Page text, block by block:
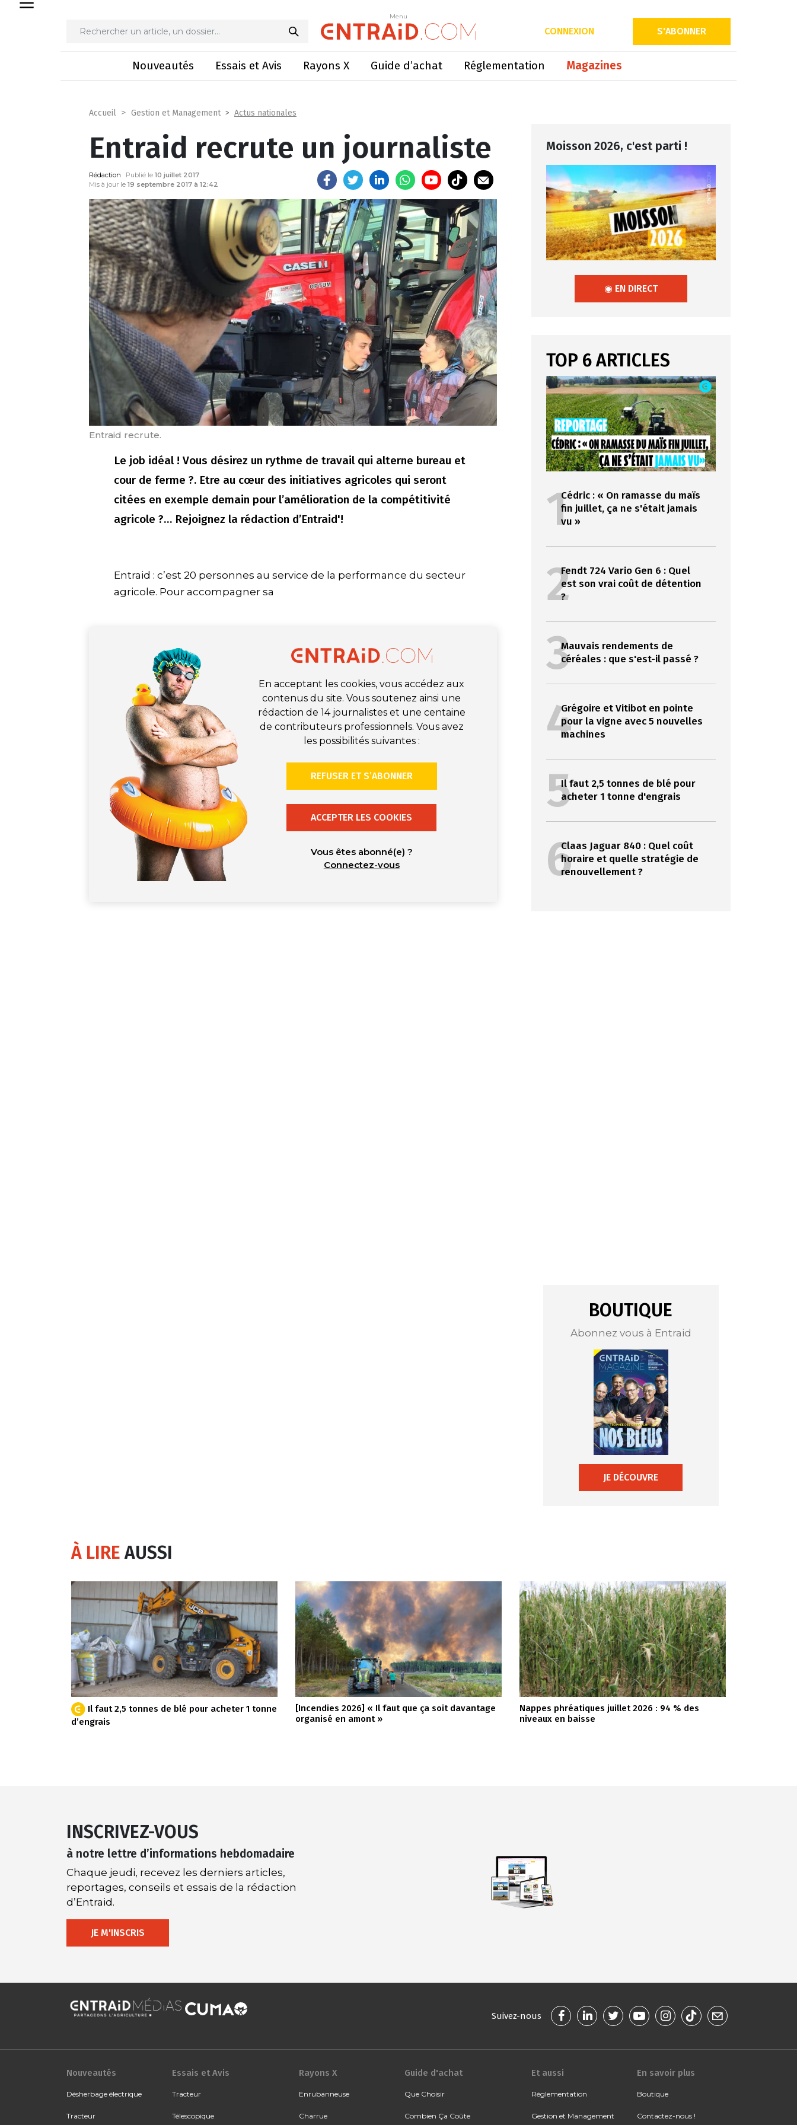
Menu
CONNEXION S'ABONNER
Nouveautés Essais et Avis Rayons X Guide d’achat Réglementation Magazines
Menu
Accueil Gestion et Management Actus nationales
Entraid recrute un journaliste
Rédaction Publié le 10 juillet 2017
Mis à jour le 19 septembre 2017 à 12:42
Entraid recrute.
Le job idéal ! Vous désirez un rythme de travail qui alterne bureau et
cour de ferme ?. Etre au cœur des initiatives agricoles qui seront
citées en exemple demain pour l’amélioration de la compétitivité
agricole ?… Rejoignez la rédaction d’Entraid'!
Entraid : c’est 20 personnes au service de la performance du secteur
agricole. Pour accompagner sa
En acceptant les cookies, vous accédez aux
contenus du site. Vous soutenez ainsi une
rédaction de 14 journalistes et une centaine
de contributeurs professionnels. Vous avez
les possibilités suivantes :
REFUSER ET S’ABONNER
ACCEPTER LES COOKIES
Vous êtes abonné(e) ?
Connectez-vous
Moisson 2026, c'est parti !
◉ EN DIRECT
TOP 6 ARTICLES
1Cédric : « On ramasse du maïs
fin juillet, ça ne s'était jamais
vu »
2Fendt 724 Vario Gen 6 : Quel
est son vrai coût de détention
?
3Mauvais rendements de
céréales : que s'est-il passé ?
4Grégoire et Vitibot en pointe
pour la vigne avec 5 nouvelles
machines
5Il faut 2,5 tonnes de blé pour
acheter 1 tonne d'engrais
6Claas Jaguar 840 : Quel coût
horaire et quelle stratégie de
renouvellement ?
BOUTIQUE
Abonnez vous à Entraid
JE DÉCOUVRE
À LIREAUSSI
Il faut 2,5 tonnes de blé pour acheter 1 tonne
d’engrais
[Incendies 2026] « Il faut que ça soit davantage
organisé en amont »
Nappes phréatiques juillet 2026 : 94 % des
niveaux en baisse
INSCRIVEZ-VOUS
à notre lettre d’informations hebdomadaire
Chaque jeudi, recevez les derniers articles,
reportages, conseils et essais de la rédaction
d’Entraid.
JE M'INSCRIS
Suivez-nous
Nouveautés
Désherbage électrique
Tracteur
Essais et Avis
Tracteur
Télescopique
Rayons X
Enrubanneuse
Charrue
Guide d'achat
Que Choisir
Combien Ça Coûte
Et aussi
Réglementation
Gestion et Management
En savoir plus
Boutique
Contactez-nous !